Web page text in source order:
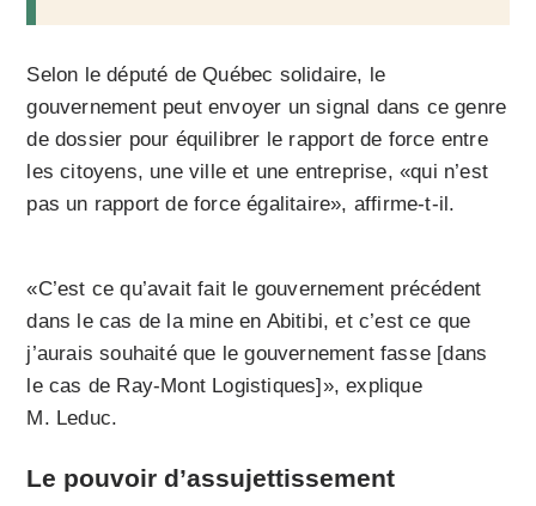
Selon le député de Québec solidaire, le
gouvernement peut envoyer un signal dans ce genre
de dossier pour équilibrer le rapport de force entre
les citoyens, une ville et une entreprise, «qui n’est
pas un rapport de force égalitaire», affirme-t-il.
«C’est ce qu’avait fait le gouvernement précédent
dans le cas de la mine en Abitibi, et c’est ce que
j’aurais souhaité que le gouvernement fasse [dans
le cas de Ray-Mont Logistiques]», explique
M. Leduc.
Le pouvoir d’assujettissement